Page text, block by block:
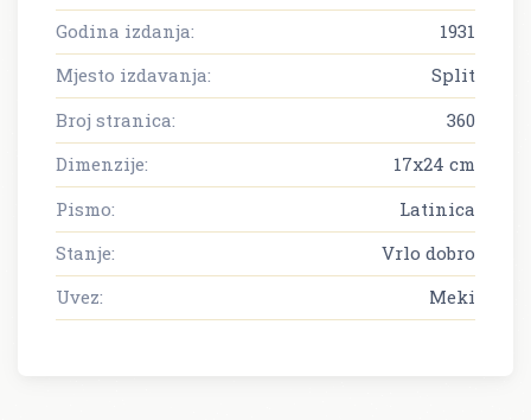
Godina izdanja:
1931
Mjesto izdavanja:
Split
Broj stranica:
360
Dimenzije:
17x24 cm
Pismo:
Latinica
Stanje:
Vrlo dobro
Uvez:
Meki